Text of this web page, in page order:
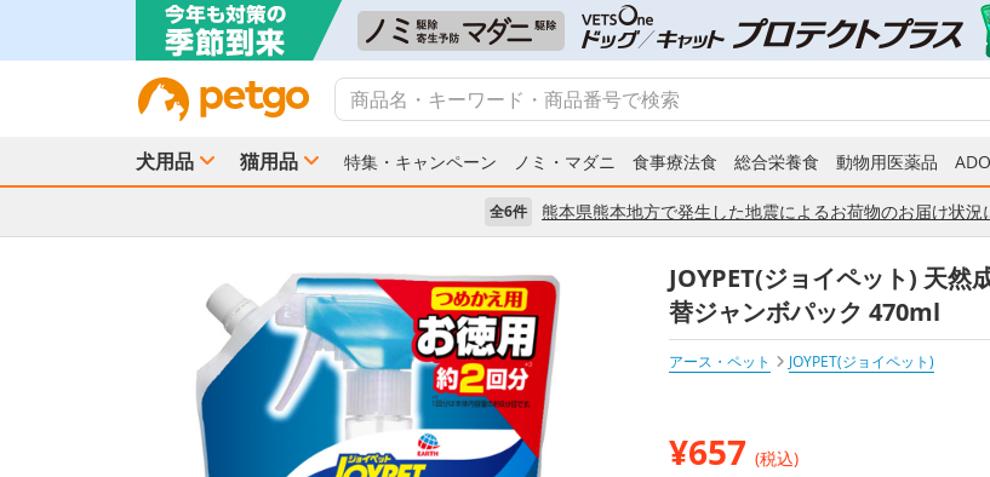
犬用品 猫用品 特集・キャンペーン ノミ・マダニ 食事療法食 総合栄養食 動物用医薬品
全6件 熊本県熊本地方で発生した地震によるお荷物のお届け状況
JOYPET(ジョイペット) 天
替ジャンボパック 470ml
アース・ペット
JOYPET(ジョイペット)
¥657 (税込)